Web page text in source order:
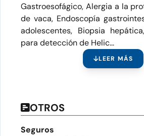
Gastroesofágico, Alergia a la
de vaca, Endoscopía
adolescentes, Biopsia
para detección de Helic...
LEER MÁS
OTROS
Seguros